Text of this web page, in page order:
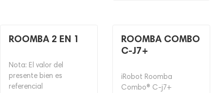
ROOMBA 2 EN 1
Nota: El valor del
presente bien es
referencial
ROOMBA COMBO
C-J7+
iRobot Roomba
Combo® C-j7+